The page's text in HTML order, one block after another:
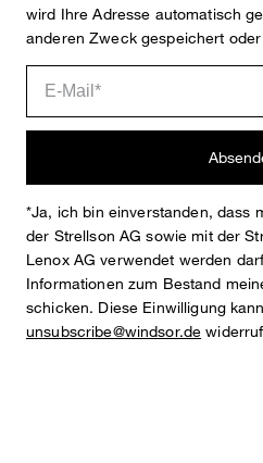
Anna Fashion- & Lifestyle-Redaktion
STYLE: DP713
wird Ihre Adresse automatisch
anderen Zweck gespeichert
*Ja, ich bin einverstanden, dass
der Strellson AG sowie mit der
Lenox AG verwendet werden
Informationen zum Bestand
schicken. Diese Einwilligung
unsubscribe@windsor.de